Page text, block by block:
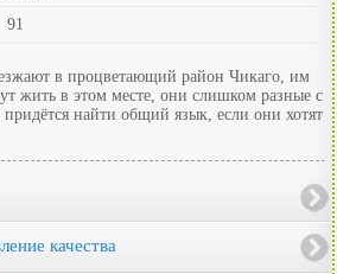
91
в процветающий район Чикаго, им
жить в этом месте, они слишком разные с
найти общий язык, если они хотят
качества